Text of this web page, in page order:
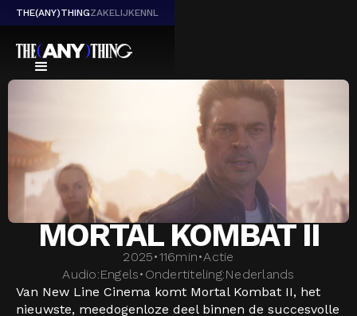
THE(ANY)THINGZAKELIJKENNL
MORTAL KOMBAT II
2025•116min•Actie
Audio:Engels• Ondertiteling:Nederlands
Van New Line Cinema komt Mortal Kombat II, het
nieuwste, meedogenloze deel binnen de succesvolle